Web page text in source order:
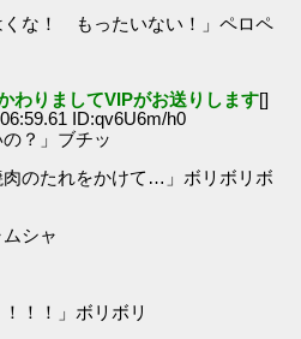
な！ もったいない！」ペロペ
わりましてVIPがお送りします[]
ID:qv6U6m/h0
？」ブチッ
のたれをかけて…」ボリボリボ
シャ
！！」ボリボリ